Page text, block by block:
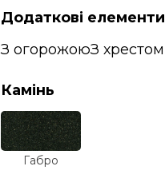
Додаткові елементи
З огорожоюЗ хрестом
Камінь
Габро